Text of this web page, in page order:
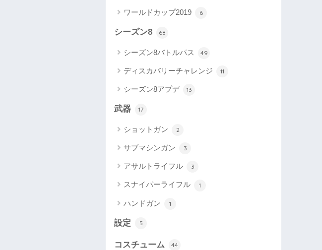
ワールドカップ2019 6
シーズン8 68
シーズン8バトルパス 49
ディスカバリーチャレンジ 11
シーズン8アプデ 13
武器 17
ショットガン 2
サブマシンガン 3
アサルトライフル 3
スナイパーライフル 1
ハンドガン 1
設定 5
コスチューム 44